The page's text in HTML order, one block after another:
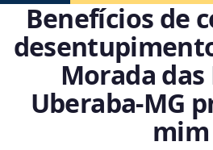
Benefícios de
Morada das
Uberaba‑MG
mim